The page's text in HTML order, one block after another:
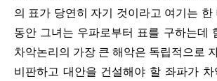
의 표가 당연히 자기 것이라고 여기는 한
동안 그녀는 우파로부터 표를 구하는데
차악논리의 가장 큰 해악은 독립적으로
비판하고 대안을 건설해야 할 좌파가 차